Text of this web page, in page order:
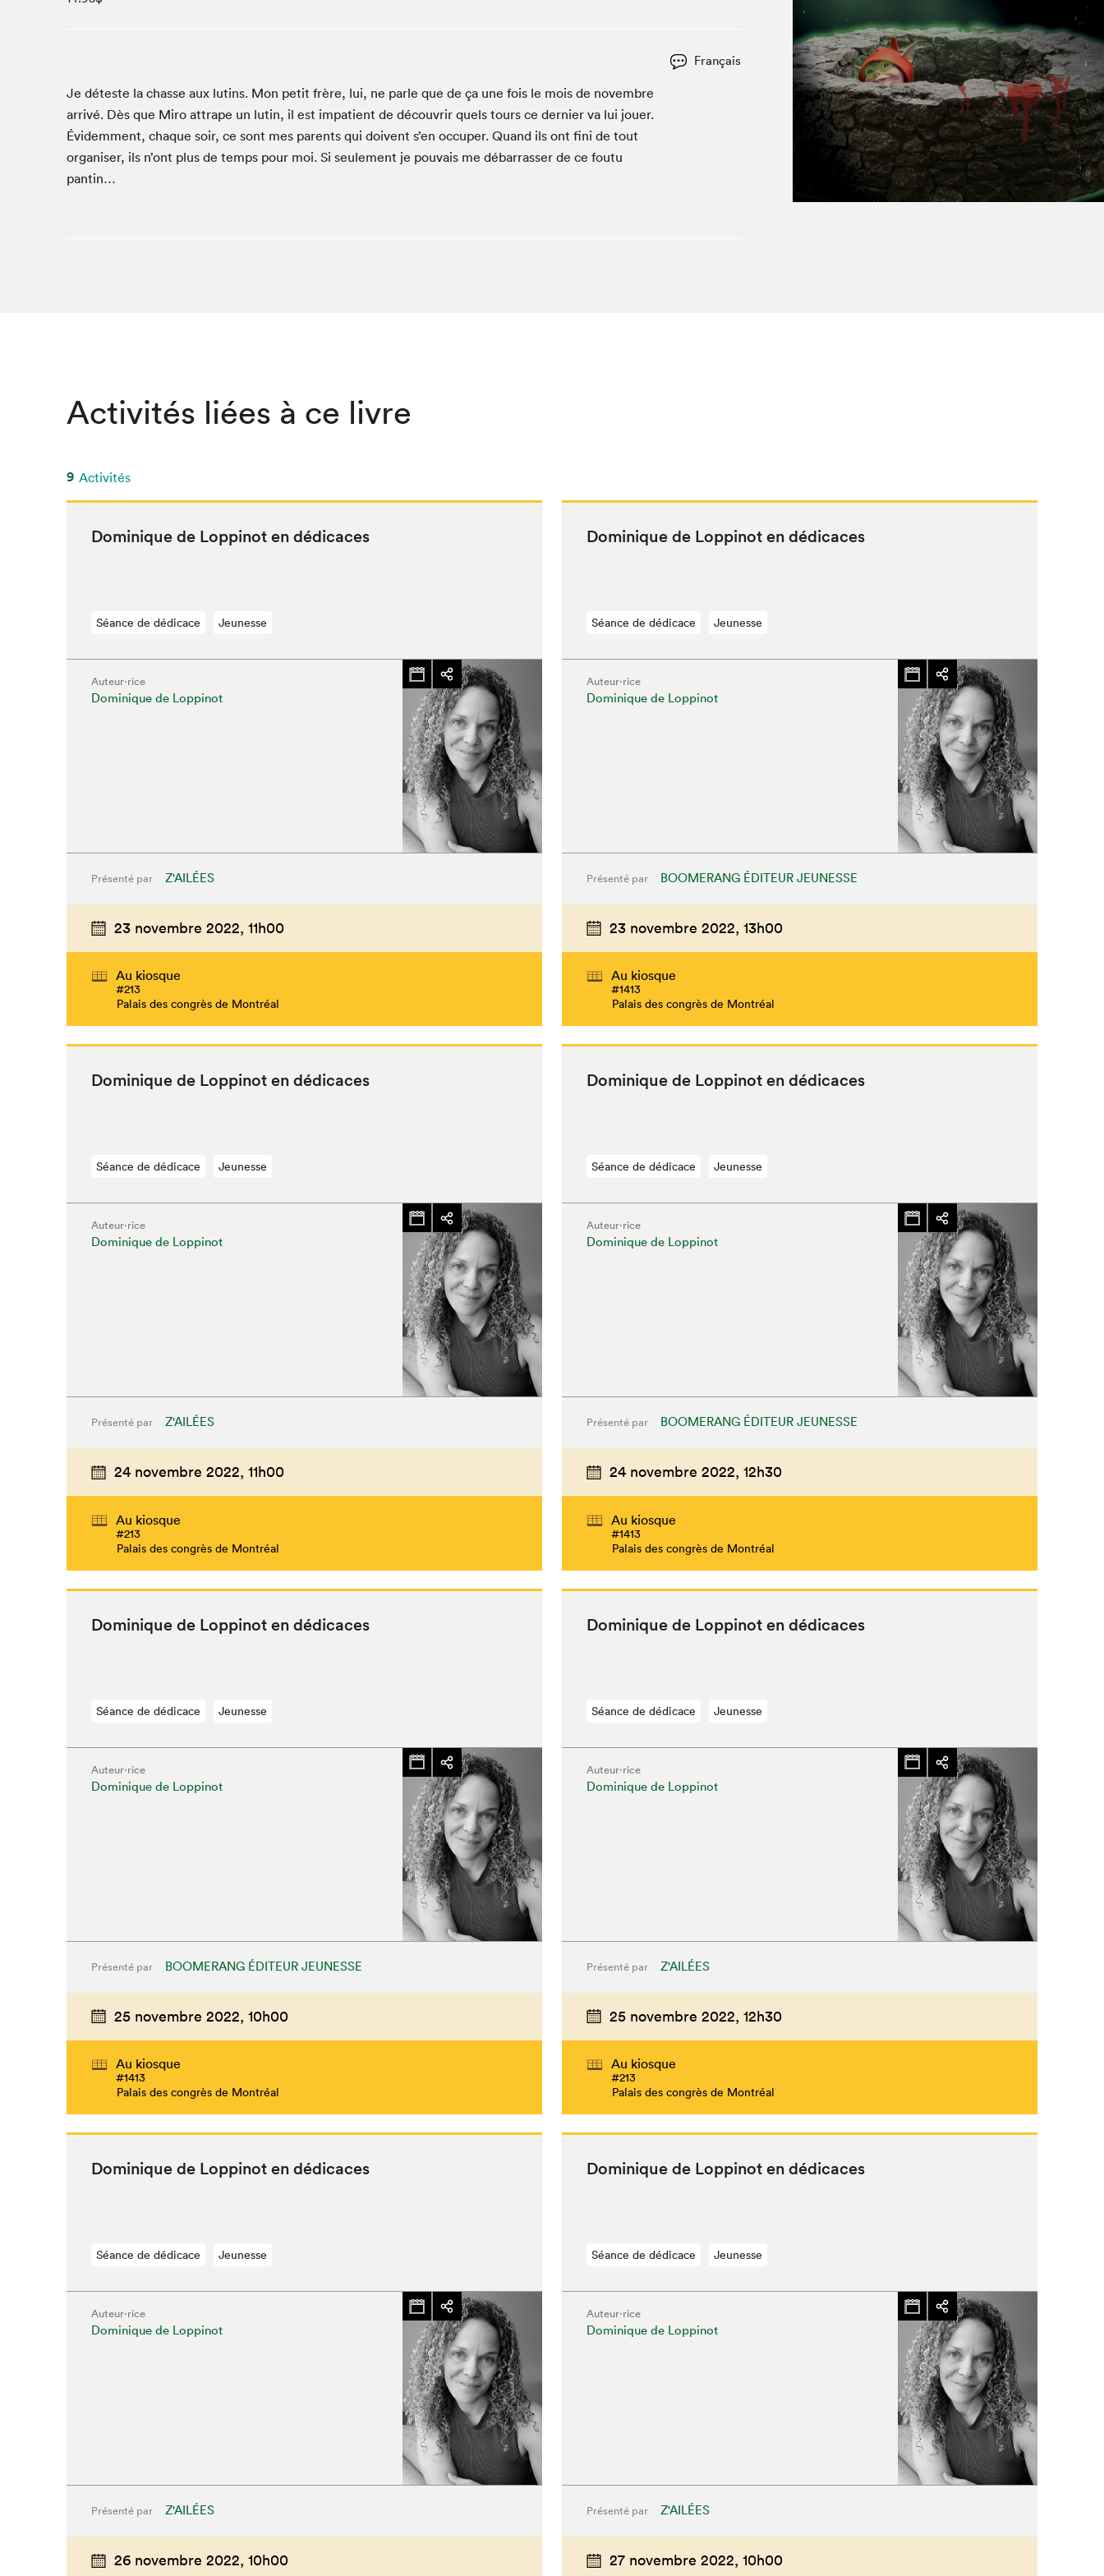
Espace Lis-moi MTL (12-18 ans)
La Maison des libraires
Le grand jeu de lecture à voix haute du Salon
Liseur Public
Espace Montréal-Nord
Vitrine du Festival littéraire international Metropolis
bleu
Tapis rouge des écrivain·e·s
SLM 2019
Le Salon dans la ville, espace
> SLM Pro
Que cherchez-vous?
Français
Je déteste la chas­se aux lutins. Mon petit frère, lui, ne par­le que de ça une fois le mois de novem­bre
arrivé. Dès que Miro attrape un lutin, il est impa­tient de décou­vrir quels tours ce dernier va lui jouer.
Évidem­ment, chaque soir, ce sont mes par­ents qui doivent s’en occu­per. Quand ils ont fini de tout
organ­is­er, ils n’ont plus de temps pour moi. Si seule­ment je pou­vais me débar­rass­er de ce foutu
pantin…
Activités liées à ce livre
9 Activités
Dominique de Lop­pinot en dédicaces
Séance de dédicace Jeunesse
Auteur·rice
Dominique de Loppinot
Présenté par Z'AILÉES
23 novembre 2022, 11h00
Au kiosque
#213
Palais des congrès de Montréal
Dominique de Lop­pinot en dédicaces
Séance de dédicace Jeunesse
Auteur·rice
Dominique de Loppinot
Présenté par BOOMERANG ÉDITEUR JEUNESSE
23 novembre 2022, 13h00
Au kiosque
#1413
Palais des congrès de Montréal
Dominique de Lop­pinot en dédicaces
Séance de dédicace Jeunesse
Auteur·rice
Dominique de Loppinot
Présenté par Z'AILÉES
24 novembre 2022, 11h00
Au kiosque
#213
Palais des congrès de Montréal
Dominique de Lop­pinot en dédicaces
Séance de dédicace Jeunesse
Auteur·rice
Dominique de Loppinot
Présenté par BOOMERANG ÉDITEUR JEUNESSE
24 novembre 2022, 12h30
Au kiosque
#1413
Palais des congrès de Montréal
Dominique de Lop­pinot en dédicaces
Séance de dédicace Jeunesse
Auteur·rice
Dominique de Loppinot
Présenté par BOOMERANG ÉDITEUR JEUNESSE
25 novembre 2022, 10h00
Au kiosque
#1413
Palais des congrès de Montréal
Dominique de Lop­pinot en dédicaces
Séance de dédicace Jeunesse
Auteur·rice
Dominique de Loppinot
Présenté par Z'AILÉES
25 novembre 2022, 12h30
Au kiosque
#213
Palais des congrès de Montréal
Dominique de Lop­pinot en dédicaces
Séance de dédicace Jeunesse
Auteur·rice
Dominique de Loppinot
Présenté par Z'AILÉES
26 novembre 2022, 10h00
Dominique de Lop­pinot en dédicaces
Séance de dédicace Jeunesse
Auteur·rice
Dominique de Loppinot
Présenté par Z'AILÉES
27 novembre 2022, 10h00